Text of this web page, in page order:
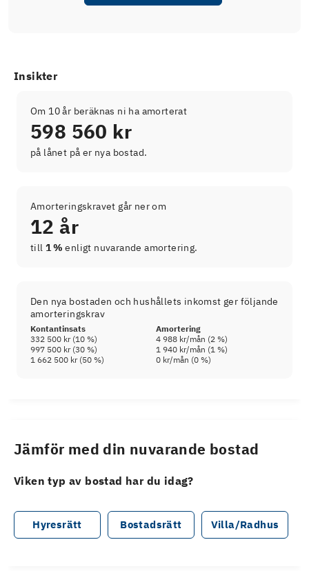
Insikter
Om 10 år beräknas ni ha amorterat
598 560 kr
på lånet på er nya bostad.
Amorteringskravet går ner om
12 år
till 1 % enligt nuvarande amortering.
Den nya bostaden och hushållets inkomst ger följande
amorteringskrav
Kontantinsats
Amortering
332 500 kr(10 %) 4 988 kr/mån (2 %)
997 500 kr(30 %) 1 940 kr/mån (1 %)
1 662 500 kr(50 %) 0 kr/mån (0 %)
Jämför med din nuvarande bostad
Viken typ av bostad har du idag?
Hyresrätt Bostadsrätt Villa/Radhus